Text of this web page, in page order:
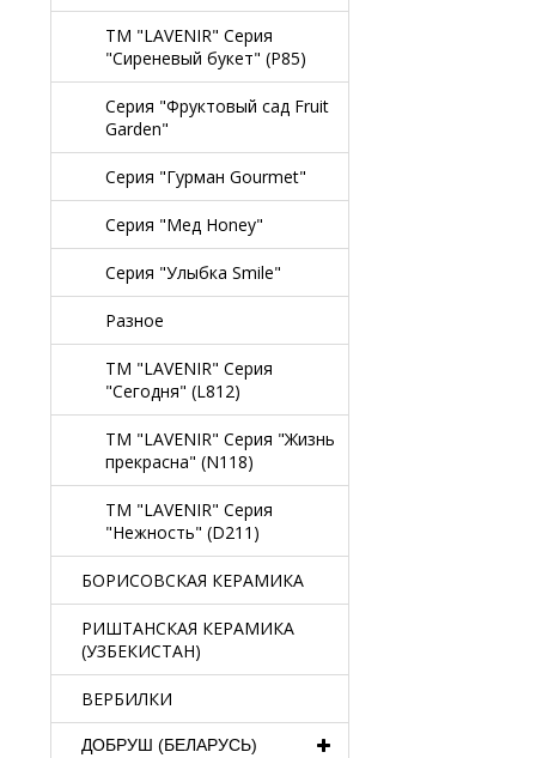
TM "LAVENIR" Серия
"Сиреневый букет" (P85)
Серия "Фруктовый сад Fruit
Garden"
Серия "Гурман Gourmet"
Серия "Мед Honey"
Серия "Улыбка Smile"
Разное
TM "LAVENIR" Серия
"Сегодня" (L812)
TM "LAVENIR" Серия "Жизнь
прекрасна" (N118)
TM "LAVENIR" Серия
"Нежность" (D211)
БОРИСОВСКАЯ КЕРАМИКА
РИШТАНСКАЯ КЕРАМИКА
(УЗБЕКИСТАН)
ВЕРБИЛКИ
ДОБРУШ (БЕЛАРУСЬ)